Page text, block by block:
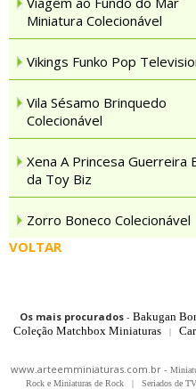
Miniatura Colecionável
Vikings Funko Pop
Vila Sésamo Brinquedo
Colecionável
Xena A Princesa Guerreira
da Toy Biz
Zorro Boneco Colecionável
VOLTAR
Os mais procurados- Bakugan
Coleção Matchbox Miniaturas
|
www.arteemminiaturas.com.br -
Rock e Miniaturas de Rock
| Seriados de